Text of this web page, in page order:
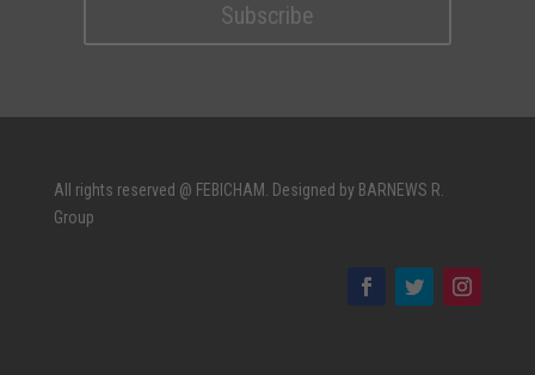
Subscribe
All rights reserved @ FEBICHAM. Designed by BARNEWS R.
Group